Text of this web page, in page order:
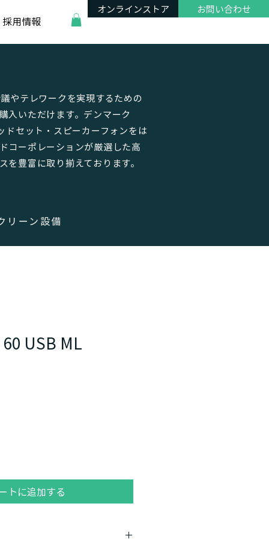
採用情報
オンラインストア お問い合わせ
やテレワークを実現するための
入いただけます。デンマーク
ドセット・スピーカーフォンをは
コーポレーションが厳選した高
を豊富に取り揃えております。
リーン設備
60 USB ML
トに追加する